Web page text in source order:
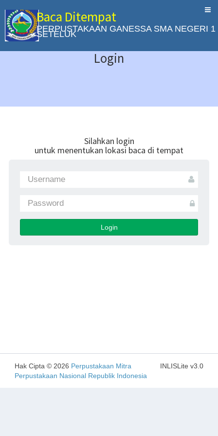
Baca Ditempat
PERPUSTAKAAN GANESSA SMA NEGERI 1
SETELUK
Login
Silahkan login
untuk menentukan lokasi baca di tempat
Login
INLISLite v3.0
Hak Cipta © 2026 Perpustakaan Mitra
Perpustakaan Nasional Republik Indonesia